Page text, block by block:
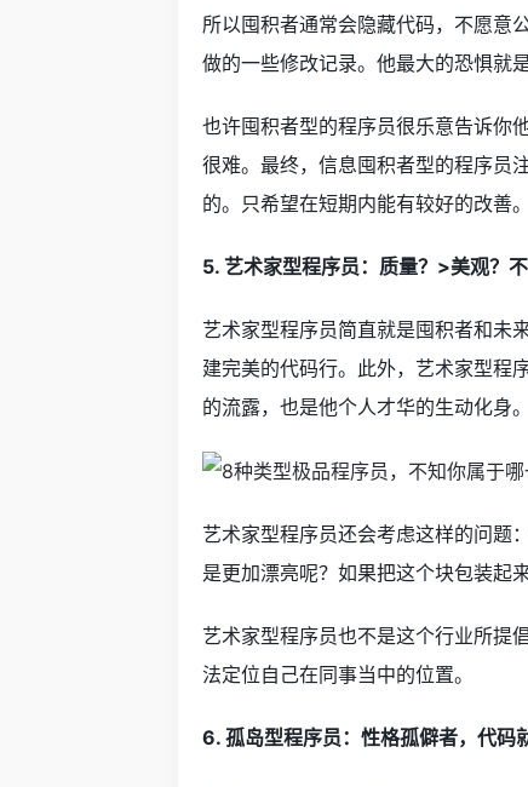
所以囤积者通常会隐藏代码，不愿意
做的一些修改记录。他最大的恐惧就
也许囤积者型的程序员很乐意告诉你
很难。最终，信息囤积者型的程序员
的。只希望在短期内能有较好的改善。
5. 艺术家型程序员：质量？>美观？
艺术家型程序员简直就是囤积者和未
建完美的代码行。此外，艺术家型
的流露，也是他个人才华的生动化身。
艺术家型程序员还会考虑这样的问题
是更加漂亮呢？如果把这个块包装起
艺术家型程序员也不是这个行业所提
法定位自己在同事当中的位置。
6. 孤岛型程序员：性格孤僻者，代码